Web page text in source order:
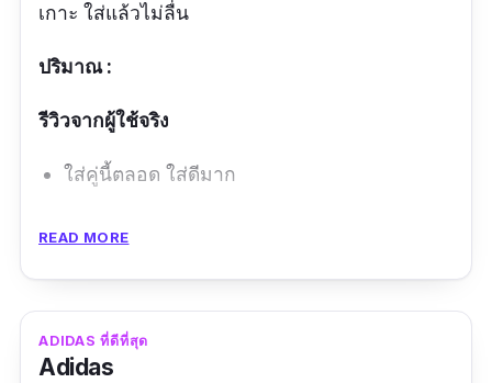
เกาะ ใส่แล้วไม่ลื่น
ปริมาณ :
รีวิวจากผู้ใช้จริง
ใส่คู่นี้ตลอด ใส่ดีมาก
ข้อดี
นุ่มเท้า ไม่เมื่อย
ดีไซน์สวย
READ MORE
ADIDAS ที่ดีที่สุด
Adidas